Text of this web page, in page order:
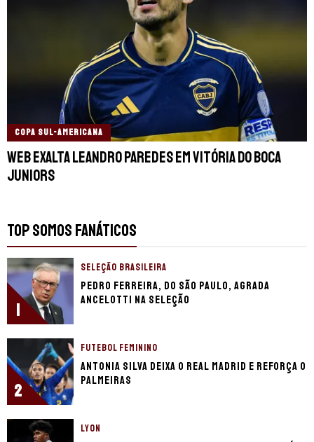
COPA SUL-AMERICANA
Web exalta Leandro Paredes em vitória do Boca
Juniors
TOP SOMOS FANÁTICOS
1
SELEÇÃO BRASILEIRA
Pedro Ferreira, do São Paulo, agrada
Ancelotti na seleção
2
FUTEBOL FEMININO
Antonia Silva deixa o Real Madrid e reforça o
Palmeiras
LYON